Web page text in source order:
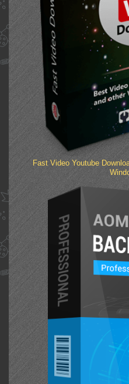
Fast Video Youtube